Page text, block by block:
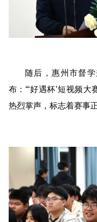
随后，惠州市督
布：“‘好遇杯’短视频
热烈掌声，标志着赛事